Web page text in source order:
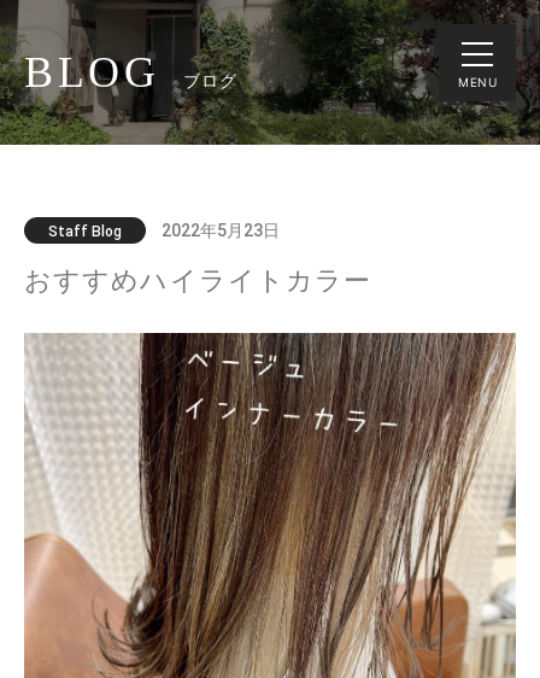
MENU
BLOG ブログ
Staff Blog 2022年5月23日
おすすめハイライトカラー